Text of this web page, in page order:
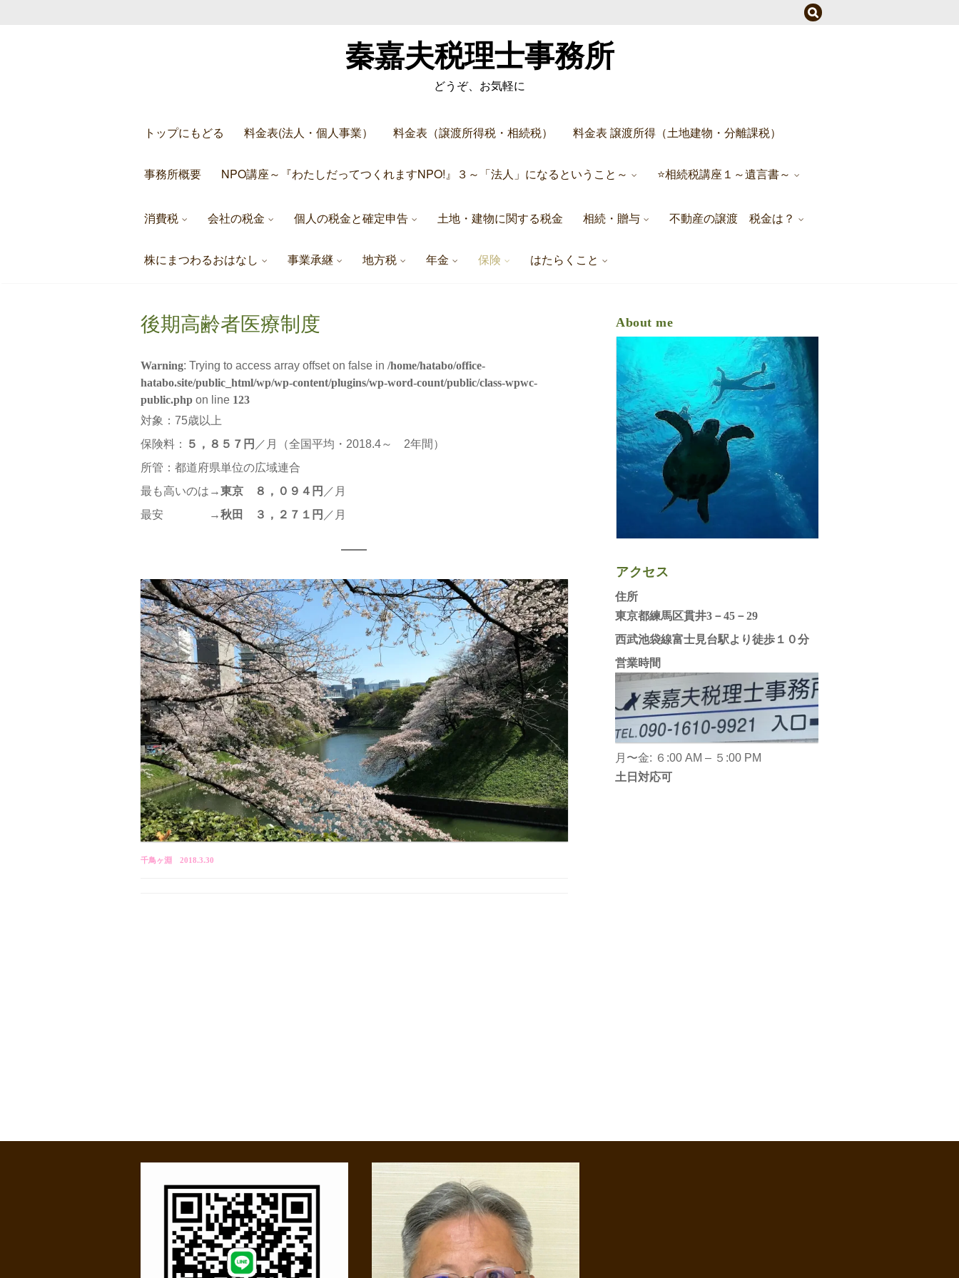
秦嘉夫税理士事務所
どうぞ、お気軽に
トップにもどる 料金表(法人・個人事業） 料金表（譲渡所得税・相続税） 料金表 譲渡所得（土地建物・分離課税）
事務所概要 NPO講座～『わたしだってつくれますNPO!』３～「法人」になるということ～ ⭐相続税講座１～遺言書～
消費税 会社の税金 個人の税金と確定申告 土地・建物に関する税金 相続・贈与 不動産の譲渡 税金は？
株にまつわるおはなし 事業承継 地方税 年金 保険 はたらくこと
後期高齢者医療制度
Warning: Trying to access array offset on false in /home/hatabo/office-
hatabo.site/public_html/wp/wp-content/plugins/wp-word-count/public/class-wpwc-
public.php on line 123
対象：75歳以上
保険料：
５，８５７円 ／月（全国平均・2018.4～ 2年間）
所管：都道府県単位の広域連合
最も高いのは→東京 ８，０９４円 ／月
最安 →秋田 ３，２７１円 ／月
千鳥ヶ淵 2018.3.30
About me
アクセス
住所
東京都練馬区貫井3－45－29
西武池袋線富士見台駅より徒歩１０分
営業時間
月〜金: ６:00 AM – ５:00 PM
土日対応可